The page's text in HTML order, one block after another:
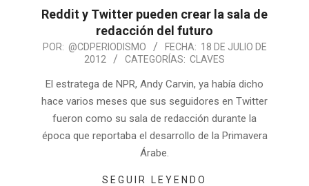
Reddit y Twitter pueden crear la sala de
redacción del futuro
POR: @CDPERIODISMO FECHA: 18 DE JULIO DE
2012
CATEGORÍAS: CLAVES
El estratega de NPR, Andy Carvin, ya había dicho
hace varios meses que sus seguidores en Twitter
fueron como su sala de redacción durante la
época que reportaba el desarrollo de la Primavera
Árabe.
SEGUIR LEYENDO